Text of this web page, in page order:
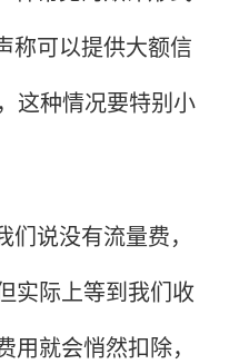
称可以提供大额信
这种情况要特别小
说没有流量费，
实际上等到我们收
就会悄然扣除，